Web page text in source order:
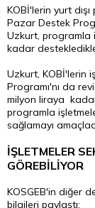
KOBİ'lerin yurt dışı
Pazar Destek
Uzkurt, programla
kadar
Uzkurt, KOBİ'lerin
Programı'nı da
milyon liraya
programla
sağlamayı
İŞLETMELER
GÖREBİLİYOR
KOSGEB'in diğer
bilgileri paylaştı: